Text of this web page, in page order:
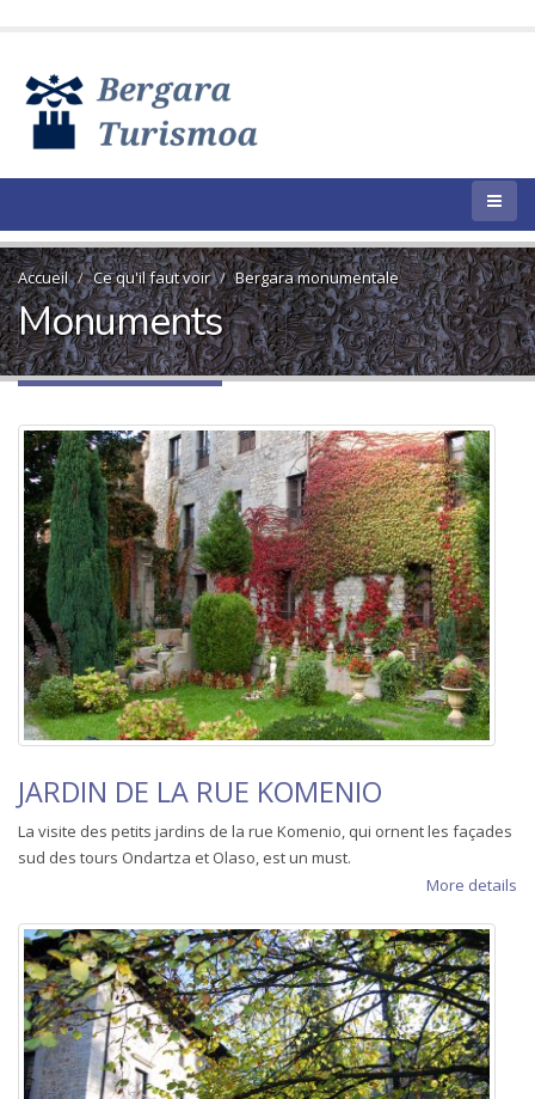
Accueil Ce qu'il faut voir Bergara monumentale
Monuments
JARDIN DE LA RUE KOMENIO
La visite des petits jardins de la rue Komenio, qui ornent les façades
sud des tours Ondartza et Olaso, est un must.
More details